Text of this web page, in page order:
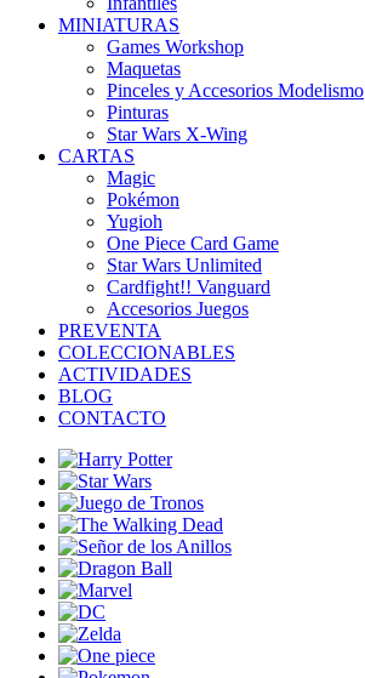
MINIATURAS
Games Workshop
Maquetas
Pinceles y Accesorios Modelismo
Pinturas
Star Wars X-Wing
CARTAS
Magic
Pokémon
Yugioh
One Piece Card Game
Star Wars Unlimited
Cardfight!! Vanguard
Accesorios Juegos
PREVENTA
COLECCIONABLES
ACTIVIDADES
BLOG
CONTACTO